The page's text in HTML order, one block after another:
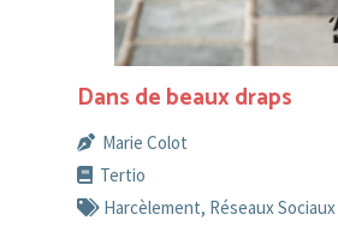
Dans de beaux draps
Marie Colot
Tertio
Harcèlement, Réseaux Sociaux